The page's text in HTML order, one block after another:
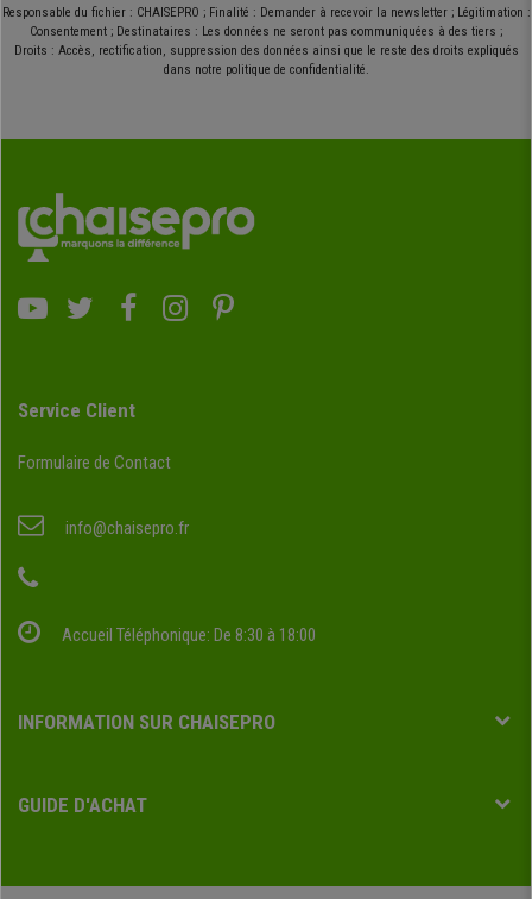
Responsable du fichier : CHAISEPRO ; Finalité : Demander à recevoir la newsletter ; Légitimation :
Consentement ; Destinataires : Les données ne seront pas communiquées à des tiers ;
Droits : Accès, rectification, suppression des données ainsi que le reste des droits expliqués
dans notre politique de confidentialité.
Service Client
Formulaire de Contact
info@chaisepro.fr
Accueil Téléphonique: De 8:30 à 18:00
INFORMATION SUR CHAISEPRO
GUIDE D'ACHAT